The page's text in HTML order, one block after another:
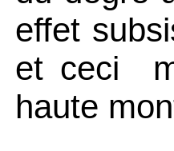
effet
et ceci
haute